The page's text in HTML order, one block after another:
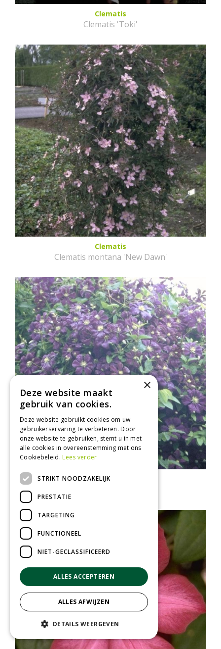
Clematis
Clematis 'Toki'
Clematis
Clematis montana 'New Dawn'
Clematis
×
Deze website maakt
gebruik van cookies.
Deze website gebruikt cookies om uw
gebruikerservaring te verbeteren. Door
onze website te gebruiken, stemt u in met
alle cookies in overeenstemming met ons
Cookiebeleid.Lees verder
STRIKT NOODZAKELIJK
PRESTATIE
TARGETING
FUNCTIONEEL
NIET-GECLASSIFICEERD
ALLES ACCEPTEREN
ALLES AFWIJZEN
DETAILS WEERGEVEN